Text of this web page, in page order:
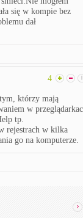
się w kompie bez
dał
4
którzy mają
w
tp.
rejestrach w kilka
go na komputerze.